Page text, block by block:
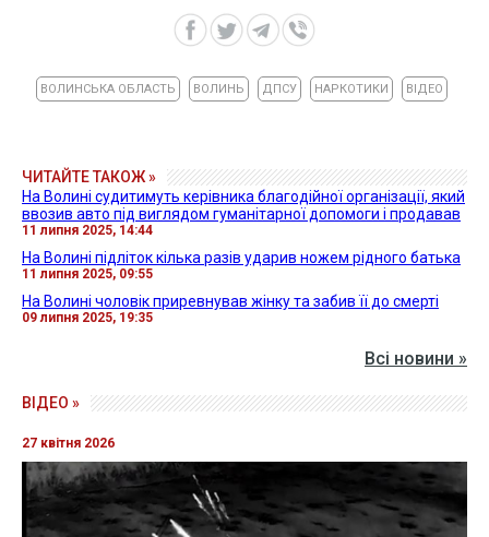
ВОЛИНСЬКА ОБЛАСТЬ ВОЛИНЬ ДПСУ НАРКОТИКИ ВІДЕО
ЧИТАЙТЕ ТАКОЖ »
На Волині судитимуть керівника благодійної організації, який
ввозив авто під виглядом гуманітарної допомоги і продавав
11 липня 2025, 14:44
На Волині підліток кілька разів ударив ножем рідного батька
11 липня 2025, 09:55
На Волині чоловік приревнував жінку та забив її до смерті
09 липня 2025, 19:35
Всі новини »
ВІДЕО »
27 квітня 2026